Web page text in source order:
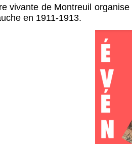
vivante de Montreuil
en 1911-1913.